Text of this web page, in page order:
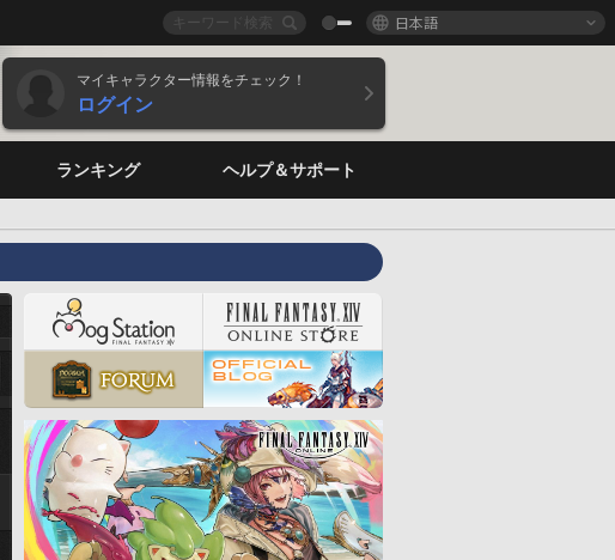
日本語
マイキャラクター情報をチェック！
ログイン
ランキング ヘルプ＆サポート